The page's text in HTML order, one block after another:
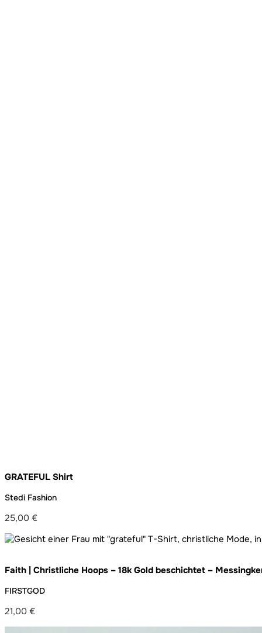
GRATEFUL Shirt
Stedi Fashion
25,00 €
Faith | Christliche Hoops – 18k Gold beschichtet –
FIRSTGOD
21,00 €